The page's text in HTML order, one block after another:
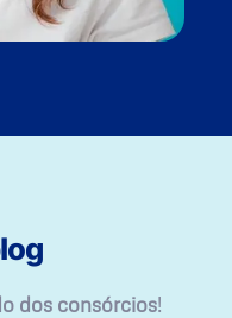
dos consórcios!